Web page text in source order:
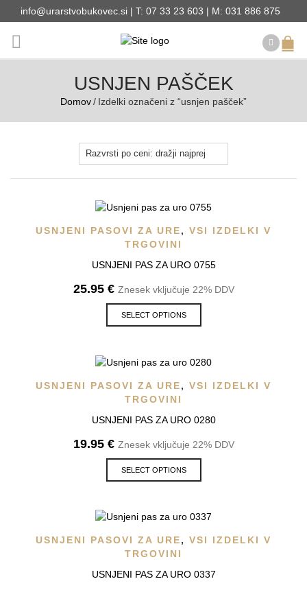
info@urarstvobukovec.si | T: 07 33 23 603 | M: 031 886 875
USNJEN PAŠČEK
Domov/ Izdelki označeni z “usnjen pašček”
USNJENI PASOVI ZA URE, VSI IZDELKI V
TRGOVINI
USNJENI PAS ZA URO 0755
25.95 € Znesek vključuje 22% DDV
SELECT OPTIONS
USNJENI PASOVI ZA URE, VSI IZDELKI V
TRGOVINI
USNJENI PAS ZA URO 0280
19.95 € Znesek vključuje 22% DDV
SELECT OPTIONS
USNJENI PASOVI ZA URE, VSI IZDELKI V
TRGOVINI
USNJENI PAS ZA URO 0337